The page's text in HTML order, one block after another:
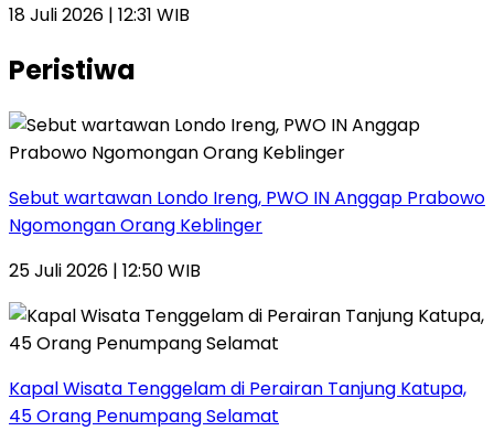
18 Juli 2026 | 12:31 WIB
Peristiwa
Sebut wartawan Londo Ireng, PWO IN Anggap Prabowo
Ngomongan Orang Keblinger
25 Juli 2026 | 12:50 WIB
Kapal Wisata Tenggelam di Perairan Tanjung Katupa,
45 Orang Penumpang Selamat